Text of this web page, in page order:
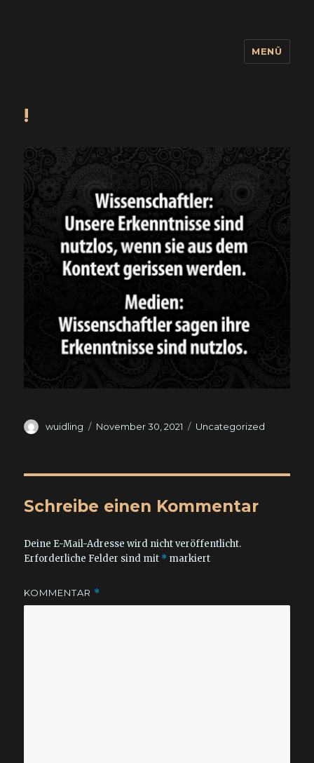
MENÜ
!
Autor
wuidling
Veröffentlicht
November 30, 2021 Kategorien
Uncategorized
Schreibe einen Kommentar
Deine E-Mail-Adresse wird nicht veröffentlicht.
Erforderliche Felder sind mit * markiert
KOMMENTAR *